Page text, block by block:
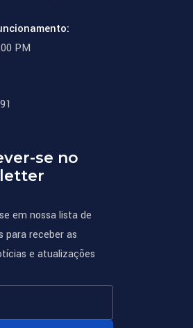
PM
se no
em nossa lista de
para receber as
e atualizações